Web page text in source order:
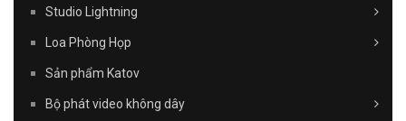
Studio Lightning
Loa Phòng Họp
Sản phẩm Katov
Bộ phát video không dây